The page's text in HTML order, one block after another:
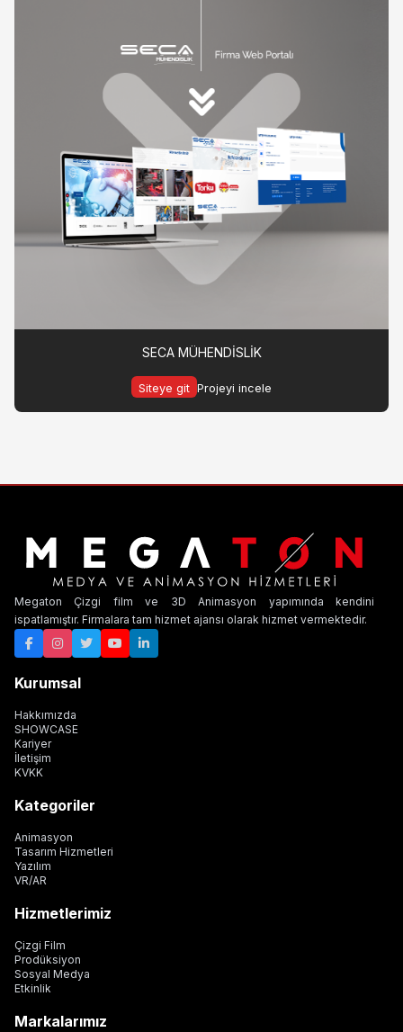
SECA MÜHENDİSLİK
Siteye git Projeyi incele
Megaton Çizgi film ve 3D Animasyon yapımında kendini
ispatlamıştır. Firmalara tam hizmet ajansı olarak hizmet vermektedir.
Kurumsal
Hakkımızda
SHOWCASE
Kariyer
İletişim
KVKK
Kategoriler
Animasyon
Tasarım Hizmetleri
Yazılım
VR/AR
Hizmetlerimiz
Çizgi Film
Prodüksiyon
Sosyal Medya
Etkinlik
Markalarımız